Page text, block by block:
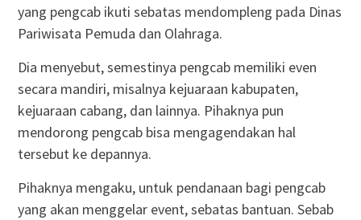
yang pengcab ikuti sebatas mendompleng pada Dinas
Pariwisata Pemuda dan Olahraga.
Dia menyebut, semestinya pengcab memiliki even
secara mandiri, misalnya kejuaraan kabupaten,
kejuaraan cabang, dan lainnya. Pihaknya pun
mendorong pengcab bisa mengagendakan hal
tersebut ke depannya.
Pihaknya mengaku, untuk pendanaan bagi pengcab
yang akan menggelar event, sebatas bantuan. Sebab